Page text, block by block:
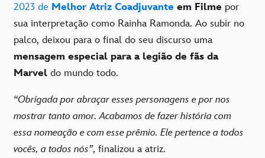
2023 de Melhor Atriz Coadjuvante em Filme por
sua interpretação como Rainha Ramonda. Ao subir no
palco, deixou para o final do seu discurso uma
mensagem especial para a legião de fãs da
Marvel do mundo todo.
“Obrigada por abraçar esses personagens e por nos
mostrar tanto amor. Acabamos de fazer história com
essa nomeação e com esse prêmio. Ele pertence a todos
vocês, a todos nós”, finalizou a atriz.